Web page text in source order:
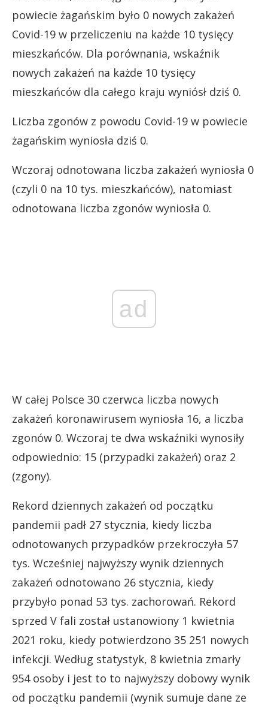
powiecie żagańskim było 0 nowych zakażeń
Covid-19 w przeliczeniu na każde 10 tysięcy
mieszkańców. Dla porównania, wskaźnik
nowych zakażeń na każde 10 tysięcy
mieszkańców dla całego kraju wyniósł dziś 0.
Liczba zgonów z powodu Covid-19 w powiecie
żagańskim wyniosła dziś 0.
Wczoraj odnotowana liczba zakażeń wyniosła 0
(czyli 0 na 10 tys. mieszkańców), natomiast
odnotowana liczba zgonów wyniosła 0.
ad
W całej Polsce 30 czerwca liczba nowych
zakażeń koronawirusem wyniosła 16, a liczba
zgonów 0. Wczoraj te dwa wskaźniki wynosiły
odpowiednio: 15 (przypadki zakażeń) oraz 2
(zgony).
Rekord dziennych zakażeń od początku
pandemii padł 27 stycznia, kiedy liczba
odnotowanych przypadków przekroczyła 57
tys. Wcześniej najwyższy wynik dziennych
zakażeń odnotowano 26 stycznia, kiedy
przybyło ponad 53 tys. zachorowań. Rekord
sprzed V fali został ustanowiony 1 kwietnia
2021 roku, kiedy potwierdzono 35 251 nowych
infekcji. Według statystyk, 8 kwietnia zmarły
954 osoby i jest to to najwyższy dobowy wynik
od początku pandemii (wynik sumuje dane ze